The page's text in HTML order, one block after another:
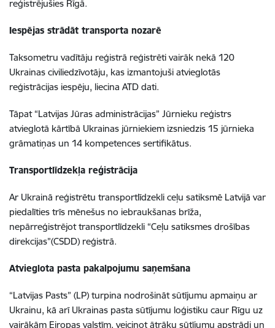
reģistrējušies Rīgā.
Iespējas strādāt transporta nozarē
Taksometru vadītāju reģistrā reģistrēti vairāk nekā 120
Ukrainas civiliedzīvotāju, kas izmantojuši atvieglotās
reģistrācijas iespēju, liecina ATD dati.
Tāpat “Latvijas Jūras administrācijas” Jūrnieku reģistrs
atvieglotā kārtībā Ukrainas jūrniekiem izsniedzis 15 jūrnieka
grāmatiņas un 14 kompetences sertifikātus.
Transportlīdzekļa reģistrācija
Ar Ukrainā reģistrētu transportlīdzekli ceļu satiksmē Latvijā var
piedalīties trīs mēnešus no iebraukšanas brīža,
nepārreģistrējot transportlīdzekli “Ceļu satiksmes drošības
direkcijas”(CSDD) reģistrā.
Atvieglota pasta pakalpojumu saņemšana
“Latvijas Pasts” (LP) turpina nodrošināt sūtījumu apmaiņu ar
Ukrainu, kā arī Ukrainas pasta sūtījumu loģistiku caur Rīgu uz
vairākām Eiropas valstīm, veicinot ātrāku sūtījumu apstrādi un